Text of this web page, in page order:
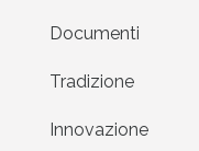
Documenti
Tradizione
Innovazione